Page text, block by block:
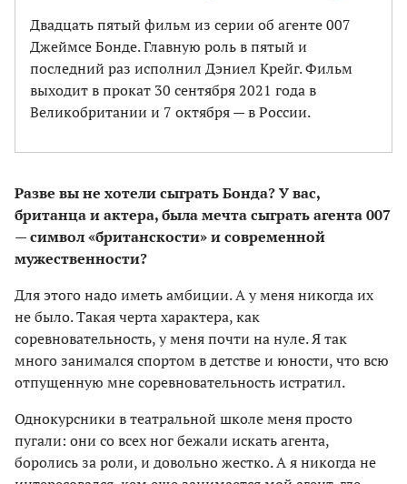
Двадцать пятый фильм из серии об агенте 007
Джеймсе Бонде. Главную роль в пятый и
последний раз исполнил Дэниел Крейг. Фильм
выходит в прокат 30 сентября 2021 года в
Великобритании и 7 октября — в России.
Разве вы не хотели сыграть Бонда? У вас,
британца и актера, была мечта сыграть агента 007
— символ «британскости» и современной
мужественности?
Для этого надо иметь амбиции. А у меня никогда их
не было. Такая черта характера, как
соревновательность, у меня почти на нуле. Я так
много занимался спортом в детстве и юности, что всю
отпущенную мне соревновательность истратил.
Однокурсники в театральной школе меня просто
пугали: они со всех ног бежали искать агента,
боролись за роли, и довольно жестко. А я никогда не